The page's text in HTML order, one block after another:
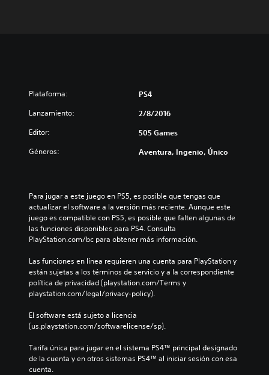
Plataforma: PS4
Lanzamiento: 2/8/2016
Editor: 505 Games
Géneros: Aventura, Ingenio, Único
Para jugar a este juego en PS5, es posible que tengas que
actualizar el software a la versión más reciente. Aunque este
juego es compatible con PS5, es posible que falten algunas de
las funciones disponibles para PS4. Consulta
PlayStation.com/bc para obtener más información.
Las funciones en línea requieren una cuenta para PlayStation y
están sujetas a los términos de servicio y a la correspondiente
política de privacidad (playstation.com/Terms y
playstation.com/legal/privacy-policy).
El software está sujeto a licencia
(us.playstation.com/softwarelicense/sp).
Tarifa única para jugar en el sistema PS4™ principal designado
de la cuenta y en otros sistemas PS4™ al iniciar sesión con esa
cuenta.